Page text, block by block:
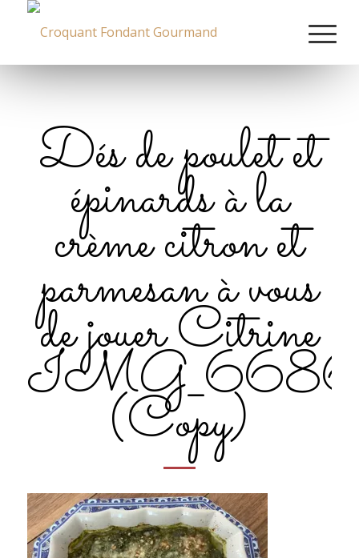
Dés de poulet et
épinards à la
crème citron et
parmesan à vous
de jouer Citrine
(Copy)